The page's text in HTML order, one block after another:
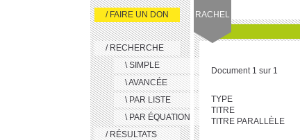
RACHEL
/ FAIRE UN DON
/ RECHERCHE
\ SIMPLE
\ AVANCÉE
\ PAR LISTE
\ PAR ÉQUATION
/ RÉSULTATS
Document 1 sur 1
TYPE
TITRE
TITRE PARALLÈLE